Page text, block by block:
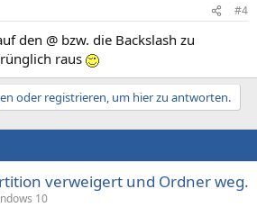
#4
den @ bzw. die Backslash zu
raus
oder registrieren, um hier zu antworten.
verweigert und Ordner weg.
10